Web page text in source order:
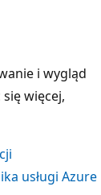
i wygląd
więcej,
usługi Azure